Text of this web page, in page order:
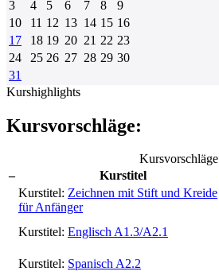
3
4 5 6 7 8
9
10
11 12 13 14 15 16
17
18 19 20 21 22 23
24
25 26 27 28 29 30
31
Kurshighlights
Kursvorschläge:
Kursvorschläge
–
Kurstitel
Kurstitel: Zeichnen mit Stift und Kreide
für Anfänger
Kurstitel: Englisch A1.3/A2.1
Kurstitel: Spanisch A2.2